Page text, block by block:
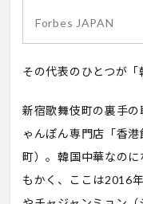
Forbes JAPAN
その代表のひとつが「
新宿歌舞伎町の裏手
ゃんぽん専門店「香
町）。韓国中華なの
もかく、ここは2016